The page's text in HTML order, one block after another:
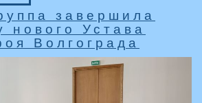
завершила
нового Устава
Волгограда